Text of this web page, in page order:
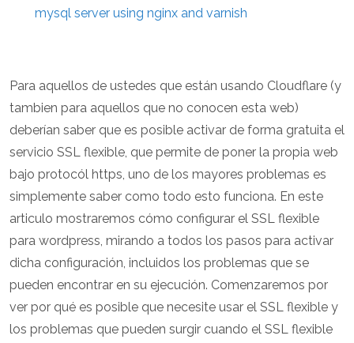
mysql server using nginx and varnish
Para aquellos de ustedes que están usando Cloudflare (y
tambien para aquellos que no conocen esta web)
deberían saber que es posible activar de forma gratuita el
servicio SSL flexible, que permite de poner la propia web
bajo protocól https, uno de los mayores problemas es
simplemente saber como todo esto funciona. En este
articulo mostraremos cómo configurar el SSL flexible
para wordpress, mirando a todos los pasos para activar
dicha configuración, incluidos los problemas que se
pueden encontrar en su ejecución. Comenzaremos por
ver por qué es posible que necesite usar el SSL flexible y
los problemas que pueden surgir cuando el SSL flexible